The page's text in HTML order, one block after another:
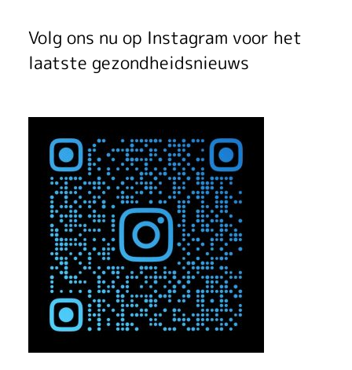
Volg ons nu op Instagram voor het
laatste gezondheidsnieuws